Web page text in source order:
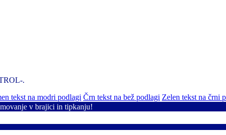
.
tekst na modri podlagi Črn tekst na bež podlagi Zelen tekst na črni
v brajici in tipkanju!